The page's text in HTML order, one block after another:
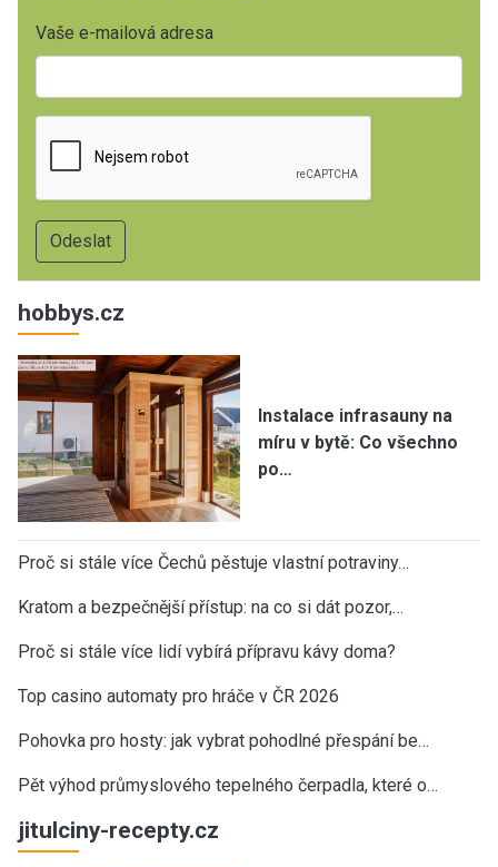
Vaše e-mailová adresa
hobbys.cz
Instalace infrasauny na
míru v bytě: Co všechno
po…
Proč si stále více Čechů pěstuje vlastní potraviny…
Kratom a bezpečnější přístup: na co si dát pozor,…
Proč si stále více lidí vybírá přípravu kávy doma?
Top casino automaty pro hráče v ČR 2026
Pohovka pro hosty: jak vybrat pohodlné přespání be…
Pět výhod průmyslového tepelného čerpadla, které o…
jitulciny-recepty.cz